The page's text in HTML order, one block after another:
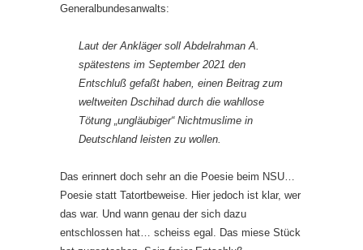
Generalbundesanwalts:
Laut der Ankläger soll Abdelrahman A.
spätestens im September 2021 den
Entschluß gefaßt haben, einen Beitrag zum
weltweiten Dschihad durch die wahllose
Tötung „ungläubiger“ Nichtmuslime in
Deutschland leisten zu wollen.
Das erinnert doch sehr an die Poesie beim NSU…
Poesie statt Tatortbeweise. Hier jedoch ist klar, wer
das war. Und wann genau der sich dazu
entschlossen hat… scheiss egal. Das miese Stück